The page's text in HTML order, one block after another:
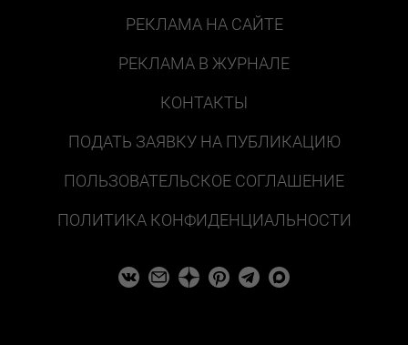
РЕКЛАМА НА САЙТЕ
РЕКЛАМА В ЖУРНАЛЕ
КОНТАКТЫ
ПОДАТЬ ЗАЯВКУ НА ПУБЛИКАЦИЮ
ПОЛЬЗОВАТЕЛЬСКОЕ СОГЛАШЕНИЕ
ПОЛИТИКА КОНФИДЕНЦИАЛЬНОСТИ